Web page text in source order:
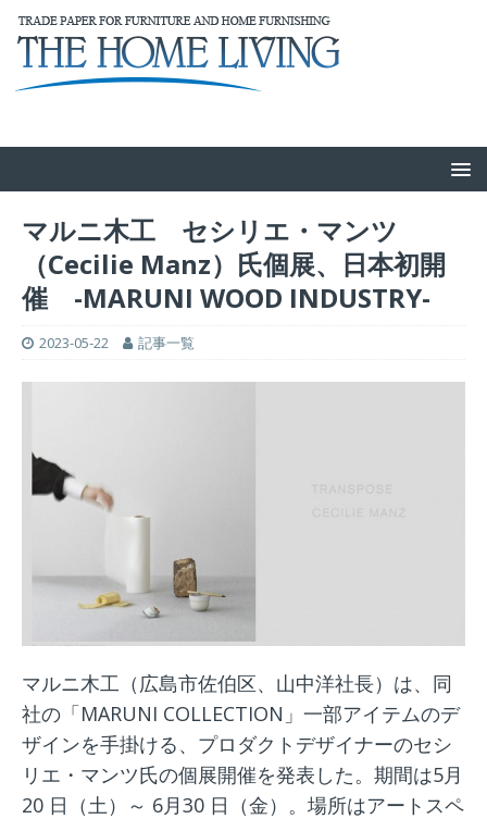
マルニ木工 セシリエ・マンツ
（Cecilie Manz）氏個展、日本初開
催 -MARUNI WOOD INDUSTRY-
2023-05-22 記事一覧
マルニ木工（広島市佐伯区、山中洋社長）は、同
社の「MARUNI COLLECTION」一部アイテムのデ
ザインを手掛ける、プロダクトデザイナーのセシ
リエ・マンツ氏の個展開催を発表した。期間は5月
20 日（土）～ 6月30 日（金）。場所はアートスペ